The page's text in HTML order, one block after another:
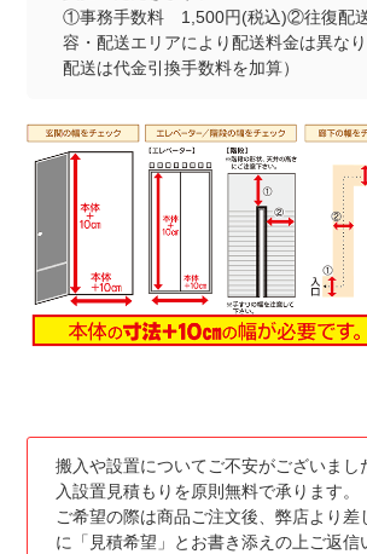
①事務手数料 1,500円(税込)②往復配
容・配送エリアにより配送料金は異な
配送は代金引換手数料を加算）
搬入や設置についてご不安がございまし
入設置見積もりを原則無料で承ります。
ご希望の際は商品ご注文後、弊店より差
に「見積希望」とお書き添えの上ご返信